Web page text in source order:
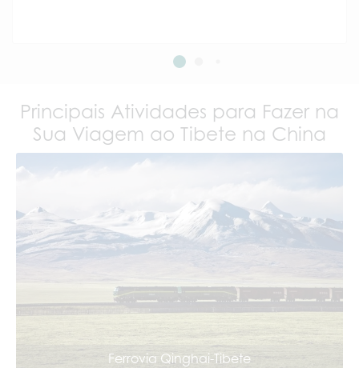
Principais Atividades para Fazer na
Sua Viagem ao Tibete na China
Ferrovia Qinghai-Tibete